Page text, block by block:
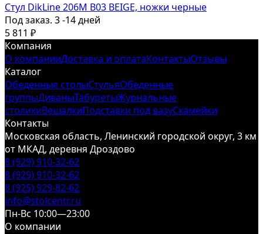
Стул DikLine 206М B03 BEIGE, ножки черные
Под заказ. 3 -14 дней
5 811 ₽
Компания
О компанииДоставка и оплатаКонтактыОтзывы
Каталог
Обеденные столыСтульяОбеденные
группыДиваныТабуретыЖурнальные
столикиВешалкиПодставки под вазуСкамейки
Контакты
Московская область, Ленинский городской округ, 3 км
от МКАД, деревня Дроздово
8 (929) 910-32-62
8 (929) 910-32-62
8 (925) 929-82-62
info@stolcentr.ru
Пн-Вс 10:00—23:00
О компании